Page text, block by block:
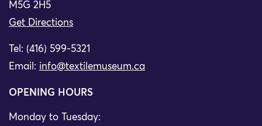
M5G 2H5
Get Directions
Tel: (416) 599-5321
Email: info@textilemuseum.ca
OPENING HOURS
Monday to Tuesday: